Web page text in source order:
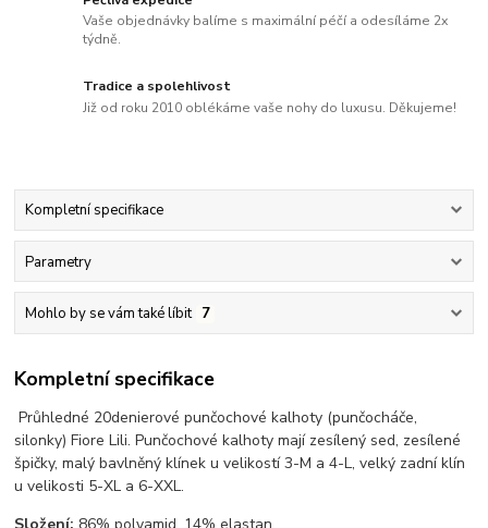
Vaše objednávky balíme s maximální péčí a odesíláme 2x
týdně.
Tradice a spolehlivost
Již od roku 2010 oblékáme vaše nohy do luxusu. Děkujeme!
Kompletní specifikace
Parametry
Mohlo by se vám také líbit 7
Kompletní specifikace
Průhledné 20denierové punčochové kalhoty (punčocháče,
silonky) Fiore Lili. Punčochové kalhoty mají zesílený sed, zesílené
špičky, malý bavlněný klínek u velikostí 3-M a 4-L, velký zadní klín
u velikosti 5-XL a 6-XXL.